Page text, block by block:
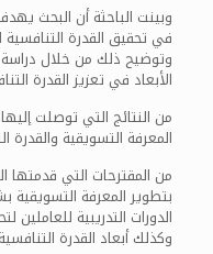
وبينت الباحثة أن البحث
في تحقيق القدرة
وتوضيح ذلك من خلال دراسة
الأبعاد في تعزيز القدرة
من النتائج التي توصلت
المعرفة التسويقية والقدرة
من المقترحات التي قدمتها
بتطوير المعرفة
الدورات التدريبية
وكذلك أبعاد القدرة